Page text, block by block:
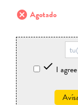
cancel Agotado
 I